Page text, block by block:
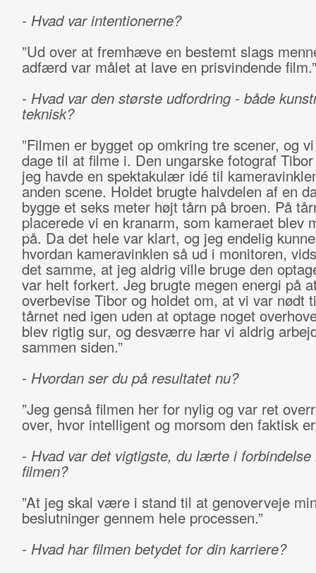
- Hvad var intentionerne?
”Ud over at fremhæve en bestemt slags
adfærd var målet at lave en prisvindende film.”
- Hvad var den største udfordring - både
teknisk?
”Filmen er bygget op omkring tre scener, og
dage til at filme i. Den ungarske fotograf
jeg havde en spektakulær idé til
anden scene. Holdet brugte halvdelen af en
bygge et seks meter højt tårn på broen. På
placerede vi en kranarm, som kameraet blev
på. Da det hele var klart, og jeg endelig
hvordan kameravinklen så ud i monitoren,
det samme, at jeg aldrig ville bruge den
var helt forkert. Jeg brugte megen energi på
overbevise Tibor og holdet om, at vi var nødt
tårnet ned igen uden at optage noget
blev rigtig sur, og desværre har vi aldrig
sammen siden.”
- Hvordan ser du på resultatet nu?
”Jeg genså filmen her for nylig og var ret
over, hvor intelligent og morsom den faktisk
- Hvad var det vigtigste, du lærte i forbindelse
filmen?
”At jeg skal være i stand til at genoverveje
beslutninger gennem hele processen.”
- Hvad har filmen betydet for din karriere?